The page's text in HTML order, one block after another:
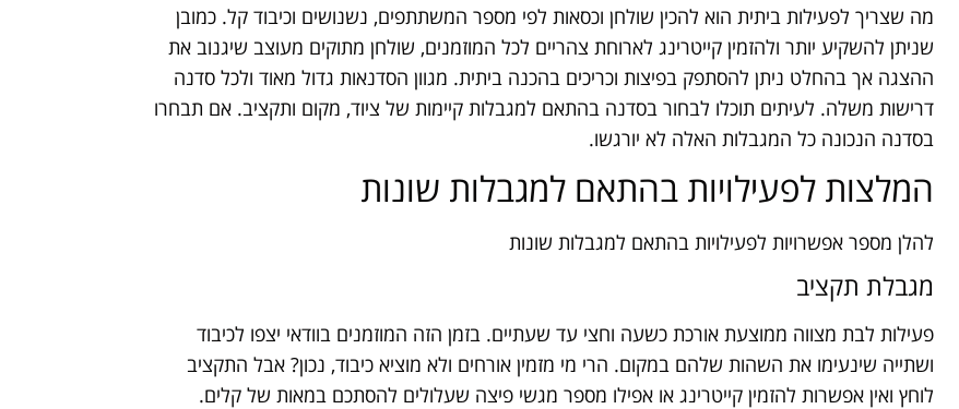
מה שצריך לפעילות ביתית הוא להכין שולחן וכסאות לפי מספר המשתתפים, נשנושים וכיבוד קל. כמובן
שניתן להשקיע יותר ולהזמין קייטרינג לארוחת צהריים לכל המוזמנים, שולחן מתוקים מעוצב שיגנוב את
ההצגה אך בהחלט ניתן להסתפק בפיצות וכריכים בהכנה ביתית. מגוון הסדנאות גדול מאוד ולכל סדנה
דרישות משלה. לעיתים תוכלו לבחור בסדנה בהתאם למגבלות קיימות של ציוד, מקום ותקציב. אם תבחרו
בסדנה הנכונה כל המגבלות האלה לא יורגשו.
המלצות לפעילויות בהתאם למגבלות שונות
להלן מספר אפשרויות לפעילויות בהתאם למגבלות שונות
מגבלת תקציב
פעילות לבת מצווה ממוצעת אורכת כשעה וחצי עד שעתיים. בזמן הזה המוזמנים בוודאי יצפו לכיבוד
ושתייה שינעימו את השהות שלהם במקום. הרי מי מזמין אורחים ולא מוציא כיבוד, נכון? אבל התקציב
לוחץ ואין אפשרות להזמין קייטרינג או אפילו מספר מגשי פיצה שעלולים להסתכם במאות של קלים.